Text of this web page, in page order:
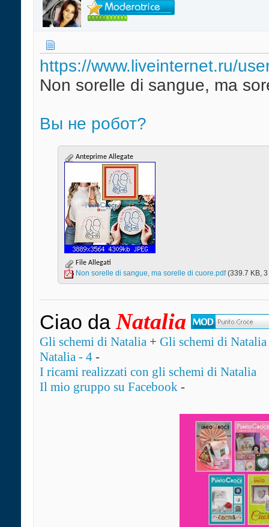
https://www.liveinternet.ru/
Non sorelle di sangue, ma
Вы не робот?
Anteprime Allegate
File Allegati
Non sorelle di sangue, ma sorelle di cuore.pdf‎ (339.7 KB,
Ciao da Natalia
Gli schemi di Natalia + Gli schemi di
Natalia - 4 -
I ricami realizzati con gli schemi di Natalia
Il mio gruppo su Facebook -